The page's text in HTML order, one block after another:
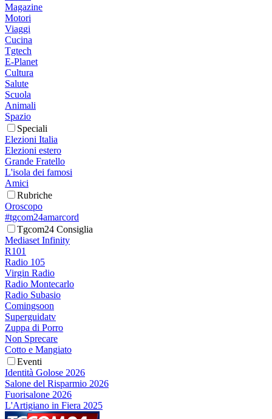
Magazine
Motori
Viaggi
Cucina
Tgtech
E-Planet
Cultura
Salute
Scuola
Animali
Spazio
Speciali
Elezioni Italia
Elezioni estero
Grande Fratello
L'isola dei famosi
Amici
Rubriche
Oroscopo
#tgcom24amarcord
Tgcom24 Consiglia
Mediaset Infinity
R101
Radio 105
Virgin Radio
Radio Montecarlo
Radio Subasio
Comingsoon
Superguidatv
Zuppa di Porro
Non Sprecare
Cotto e Mangiato
Eventi
Identità Golose 2026
Salone del Risparmio 2026
Fuorisalone 2026
L'Artigiano in Fiera 2025